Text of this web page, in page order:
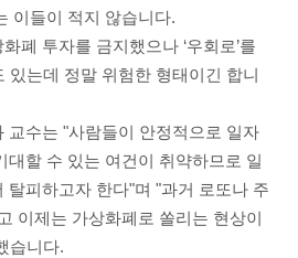
이들이 적지 않습니다.
폐 투자를 금지했으나 ‘우회로’를
있는데 정말 위험한 형태이긴 합니
교수는 "사람들이 안정적으로 일자
대할 수 있는 여건이 취약하므로 일
탈피하고자 한다"며 "과거 로또나 주
이제는 가상화폐로 쏠리는 현상이
습니다.